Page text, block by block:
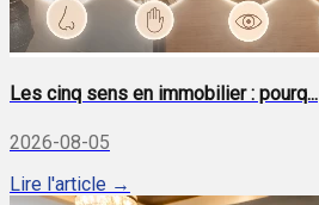
Les cinq sens en immobilier : pourq...
2026-08-05
Lire l'article →